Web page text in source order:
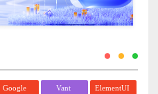
Google Vant ElementUI